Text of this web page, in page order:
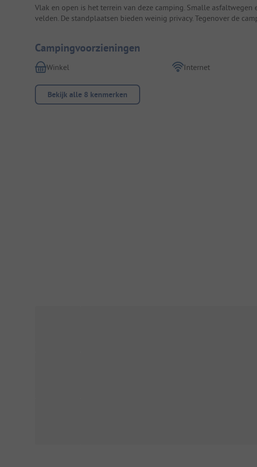
Vlak en open is het terrein van deze camping. Smalle
velden. De standplaatsen bieden weinig privacy. Tegenover de
Campingvoorzieningen
Winkel Internet
Bekijk alle 8 kenmerken